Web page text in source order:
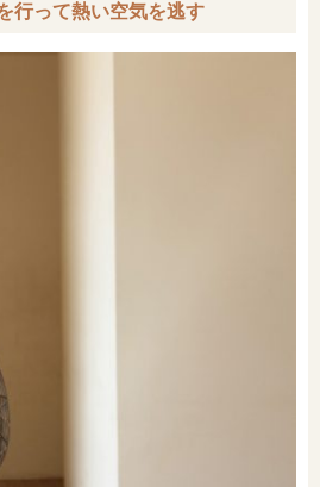
行って熱い空気を逃す